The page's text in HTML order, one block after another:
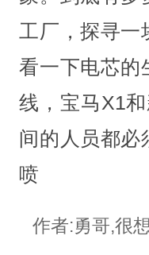
工厂，探寻一
看一下电芯的
线，宝马X1
间的人员都必
喷
作者:勇哥,很